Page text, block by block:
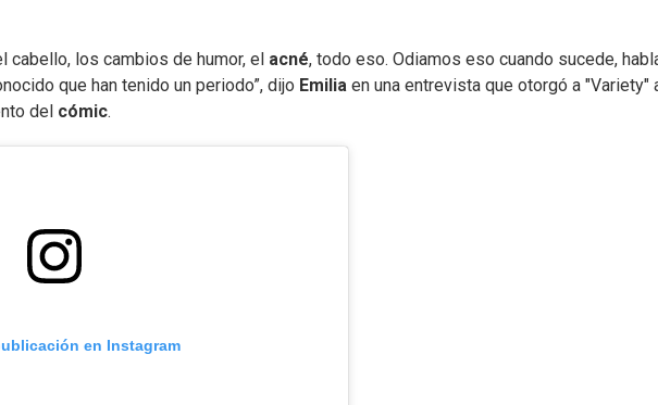
cabello, los cambios de humor, el acné, todo eso. Odiamos eso cuando sucede,
que han tenido un periodo”, dijo Emilia en una entrevista que otorgó a "Variety"
del cómic.
en Instagram